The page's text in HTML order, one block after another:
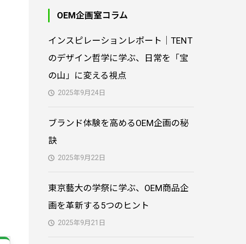
PVC製3Dキーホルダー｜
オリジナル型クッション
オリジナルトートバッグ
OEM企画室コラム
インスピレーションレポート｜TENT
のデザイン哲学に学ぶ、日常を「宝
の山」に変える視点
2025年9月24日
ブランド体験を高めるOEM企画の秘
訣
2025年9月22日
東京藝大の学祭に学ぶ、OEM商品企
画を革新する5つのヒント
2025年9月21日